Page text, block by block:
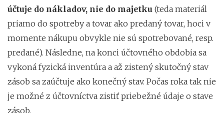
účtuje do nákladov, nie do majetku (teda materiál
priamo do spotreby a tovar ako predaný tovar, hoci v
momente nákupu obvykle nie sú spotrebované, resp.
predané). Následne, na konci účtovného obdobia sa
vykoná fyzická inventúra a až zistený skutočný stav
zásob sa zaúčtuje ako konečný stav. Počas roka tak nie
je možné z účtovníctva zistiť priebežné údaje o stave
zásob.